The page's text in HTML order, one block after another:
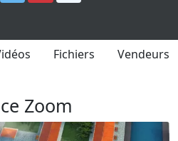
Fichiers Vendeurs
Zoom